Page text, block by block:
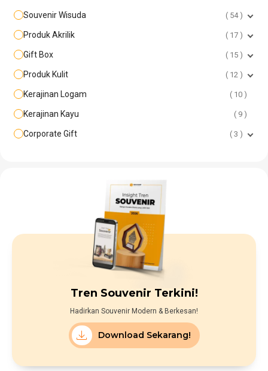
Souvenir Wisuda 54
Produk Akrilik 17
Gift Box 15
Produk Kulit 12
Kerajinan Logam 10
Kerajinan Kayu 9
Corporate Gift 3
Tren Souvenir Terkini!
Hadirkan Souvenir Modern & Berkesan!
Download Sekarang!